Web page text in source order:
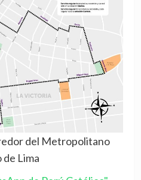
del Metropolitano
de Lima